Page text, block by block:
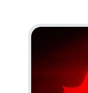
Go to project